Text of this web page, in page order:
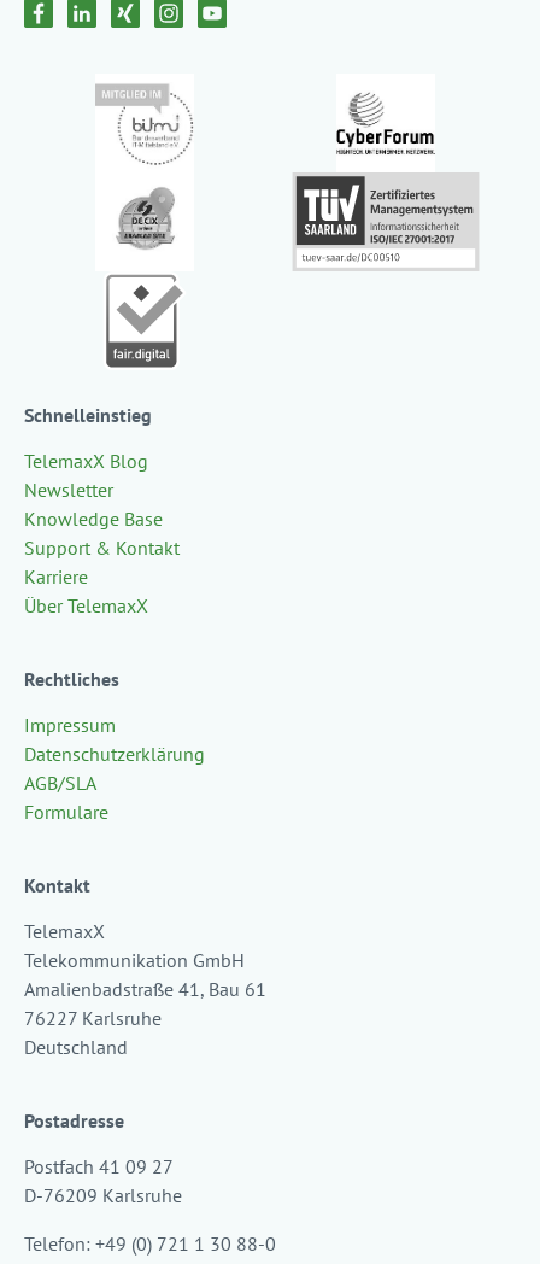
Schnelleinstieg
TelemaxX Blog
Newsletter
Knowledge Base
Support & Kontakt
Karriere
Über TelemaxX
Rechtliches
Impressum
Datenschutzerklärung
AGB/SLA
Formulare
Kontakt
TelemaxX
Telekommunikation GmbH
Amalienbadstraße 41, Bau 61
76227 Karlsruhe
Deutschland
Postadresse
Postfach 41 09 27
D-76209 Karlsruhe
Telefon: +49 (0) 721 1 30 88-0